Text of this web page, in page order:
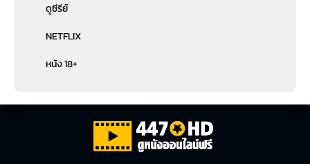
ดูซีรีย์
NETFLIX
หนัง 18+